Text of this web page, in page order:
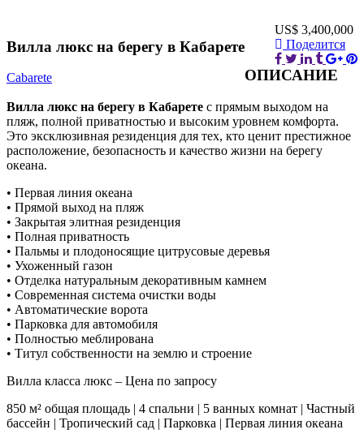
Вилла люкс на берегу в Кабарете
Cabarete
US$ 3,400,000
Поделится
ОПИСАНИЕ
Вилла люкс на берегу в Кабарете с прямым выходом на
пляж, полной приватностью и высоким уровнем комфорта.
Это эксклюзивная резиденция для тех, кто ценит престижное
расположение, безопасность и качество жизни на берегу
океана.
• Первая линия океана
• Прямой выход на пляж
• Закрытая элитная резиденция
• Полная приватность
• Пальмы и плодоносящие цитрусовые деревья
• Ухоженный газон
• Отделка натуральным декоративным камнем
• Современная система очистки воды
• Автоматические ворота
• Парковка для автомобиля
• Полностью меблирована
• Титул собственности на землю и строение
Вилла класса люкс – Цена по запросу
850 м² общая площадь | 4 спальни | 5 ванных комнат | Частный
бассейн | Тропический сад | Парковка | Первая линия океана